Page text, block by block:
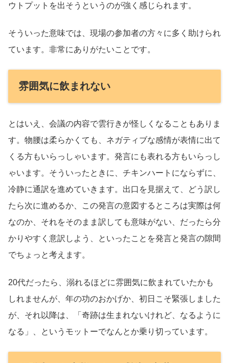
ウトプットを出そうというのが強く感じられます。
そういった意味では、現場の参加者の方々に多く助けられ
ています。非常にありがたいことです。
雰囲気に飲まれない
とはいえ、会議の内容で雲行きが怪しくなることもありま
す。物腰は柔らかくても、ネガティブな感情が表情に出て
くる方もいらっしゃいます。発言にも表れる方もいらっし
ゃいます。そういったときに、チキンハートにならずに、
冷静に通訳を進めていきます。出口を見据えて、どう訳し
たら次に進めるか、この発言の意図するところは実際は何
なのか、それをそのまま訳しても意味がない、だったら分
かりやすく意訳しよう、といったことを発言と発言の隙間
でちょっと考えます。
20代だったら、溺れるほどに雰囲気に飲まれていたかも
しれませんが、年の功のおかげか、初日こそ緊張しました
が、それ以降は、「奇跡は生まれないけれど、なるように
なる」、というモットーでなんとか乗り切っています。